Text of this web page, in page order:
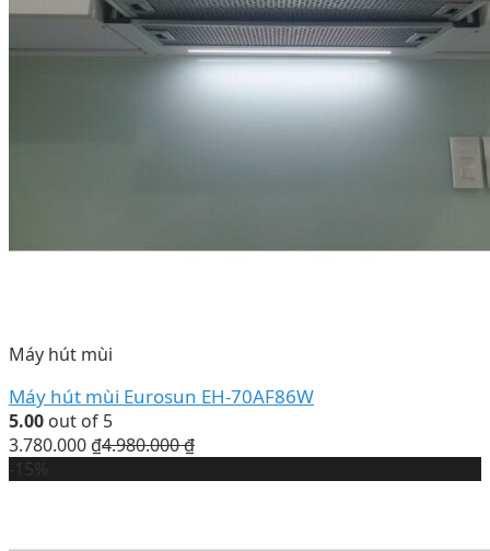
Máy hút mùi
Máy hút mùi Eurosun EH-70AF86W
5.00 out of 5
3.780.000 ₫4.980.000₫